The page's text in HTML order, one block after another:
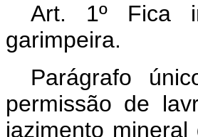
Art. 1º Fica
garimpeira.
Parágrafo
permissão de
jazimento